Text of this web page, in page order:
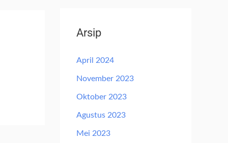
Arsip
April 2024
November 2023
Oktober 2023
Agustus 2023
Mei 2023